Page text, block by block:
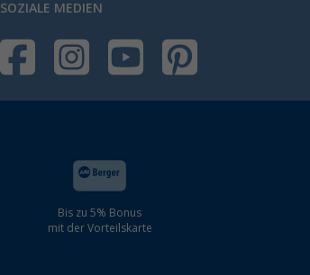
SOZIALE MEDIEN
Bis zu 5% Bonus
mit der Vorteilskarte